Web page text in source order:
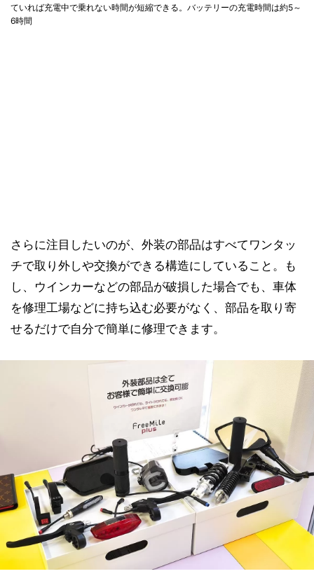
ていれば充電中で乗れない時間が短縮できる。バッテリーの充電時間は約5～
6時間
さらに注目したいのが、外装の部品はすべてワンタッ
チで取り外しや交換ができる構造にしていること。も
し、ウインカーなどの部品が破損した場合でも、車体
を修理工場などに持ち込む必要がなく、部品を取り寄
せるだけで自分で簡単に修理できます。